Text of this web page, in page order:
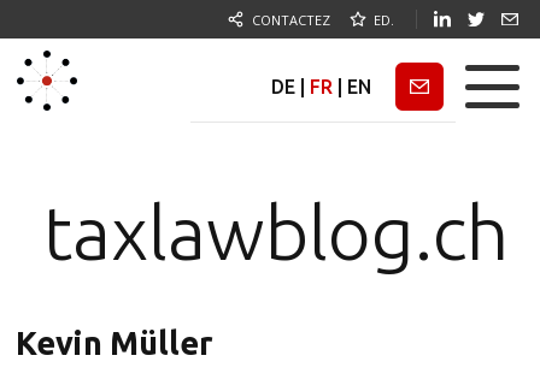
CONTACTEZ ED.
DE FR EN Newsletter
taxlawblog.ch
Kevin Müller